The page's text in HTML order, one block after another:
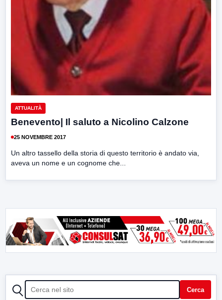
ATTUALITÀ
Benevento| Il saluto a Nicolino Calzone
25 NOVEMBRE 2017
Un altro tassello della storia di questo territorio è andato via,
aveva un nome e un cognome che...
CERCA Cerca